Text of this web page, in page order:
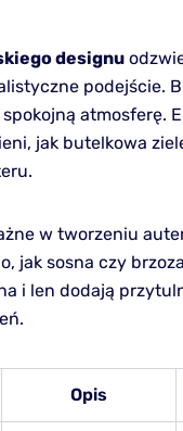
designu
podejście.
atmosferę.
jak butelkowa
w tworzeniu
jak sosna czy
i len dodają
Opis